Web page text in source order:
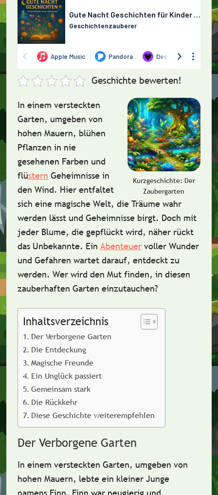
Geschichte bewerten!
Kurzgeschichte: Der
Zaubergarten
In einem versteckten
Garten, umgeben von
hohen Mauern, blühen
Pflanzen in nie
gesehenen Farben und
flüstern Geheimnisse in
den Wind. Hier entfaltet
sich eine magische Welt, die Träume wahr
werden lässt und Geheimnisse birgt. Doch mit
jeder Blume, die gepflückt wird, näher rückt
das Unbekannte. Ein Abenteuervoller Wunder
und Gefahren wartet darauf, entdeckt zu
werden. Wer wird den Mut finden, in diesen
zauberhaften Garten einzutauchen?
Inhaltsverzeichnis
Der Verborgene Garten
Die Entdeckung
Magische Freunde
Ein Unglück passiert
Gemeinsam stark
Die Rückkehr
Diese Geschichte weiterempfehlen
Der Verborgene Garten
In einem versteckten Garten, umgeben von
hohen Mauern, lebte ein kleiner Junge